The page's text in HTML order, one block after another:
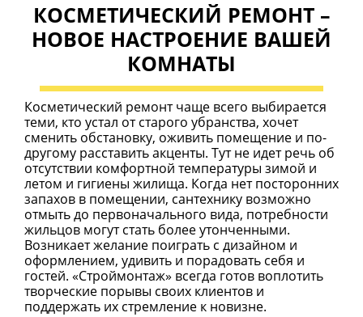
КОСМЕТИЧЕСКИЙ РЕМОНТ –
НОВОЕ НАСТРОЕНИЕ ВАШЕЙ
КОМНАТЫ
Косметический ремонт чаще всего выбирается
теми, кто устал от старого убранства, хочет
сменить обстановку, оживить помещение и по-
другому расставить акценты. Тут не идет речь об
отсутствии комфортной температуры зимой и
летом и гигиены жилища. Когда нет посторонних
запахов в помещении, сантехнику возможно
отмыть до первоначального вида, потребности
жильцов могут стать более утонченными.
Возникает желание поиграть с дизайном и
оформлением, удивить и порадовать себя и
гостей. «Строймонтаж» всегда готов воплотить
творческие порывы своих клиентов и
поддержать их стремление к новизне.